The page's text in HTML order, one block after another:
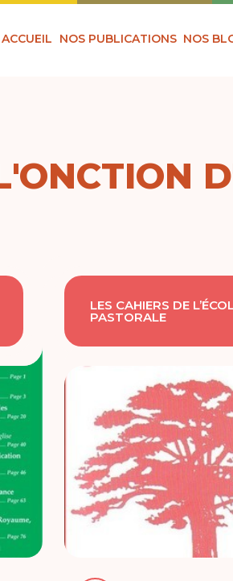
ACCUEIL NOS PUBLICATIONS NOS
LES CAHIERS DE
PASTORALE